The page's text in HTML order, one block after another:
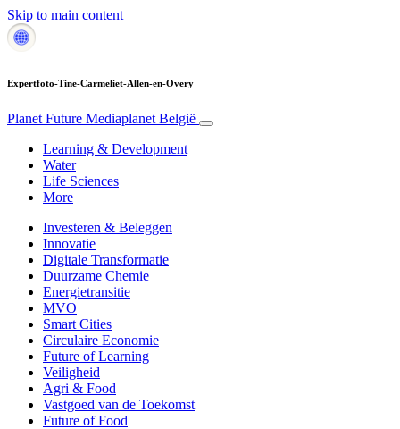
Skip to main content
Expertfoto-Tine-Carmeliet-Allen-en-Overy
Planet Future Mediaplanet België
Learning & Development
Water
Life Sciences
More
Investeren & Beleggen
Innovatie
Digitale Transformatie
Duurzame Chemie
Energietransitie
MVO
Smart Cities
Circulaire Economie
Future of Learning
Veiligheid
Agri & Food
Vastgoed van de Toekomst
Future of Food